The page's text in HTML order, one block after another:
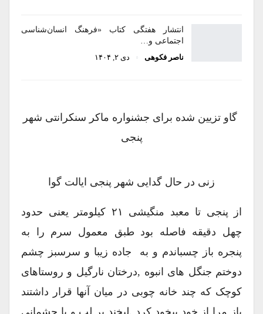
انتشار هفتگی کتاب «فرهنگ انسان‌شناسی
اجتماعی و…
ناصر فکوهی
دی ۲, ۱۴۰۴
گاو تزیین شده برای جشنواره ماکر سنکرانتی شهر
پنجی
زنی در حال گدایی شهر پنجی ایالت گوا
از پنجی تا معبد منگیشی ۲۱ کیلومتر یعنی حدود
چهل دقیقه فاصله بود طبق معمول سرم را به
پنجره باز چسباندم و به جاده زیبا و سرسبز چشم
دوختم جنگل های انبوه ,درختان نارگیل و روستاهای
کوچک که چند خانه چوبی در میان آنها قرار داشتند
باز مرا از خود بیخود کرد ,لبخند بر لب و با چشمانی